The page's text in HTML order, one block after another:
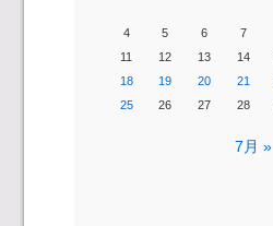
4
5 6 7
11
12 13 14
18
19 20 21
25
26 27 28
7月 »